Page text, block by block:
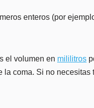
enteros (por
el volumen en mililitros
coma. Si no necesitas